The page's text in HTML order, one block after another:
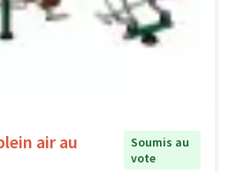
air au
Soumis au
vote